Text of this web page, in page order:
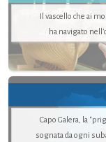
Il vascello che ai
ha navigato
Capo Galera, la
sognata da ogni